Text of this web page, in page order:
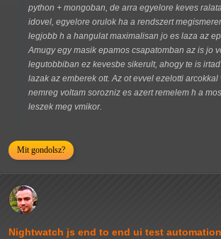
python + mongoban, de arra egyelore keves
idovel, egyelore orulok ha a rendszert
legjobb h a hangulat maximalisan jo es laza az
Amugy egy masik epamos csapatomban az is jo
legutobbiban ez kevesbe sikerult, ahogy te is
lazak az emberek ott. Az ot evvel ezelotti arcokkal
nemreg voltam sorozniz es azert remelem h a
leszek meg vmikor.
Mit gondolsz?
Nightwatch js end to end ui test